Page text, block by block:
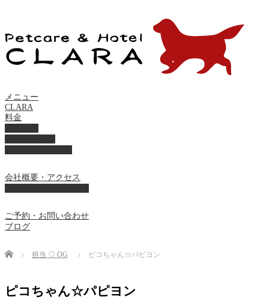
メニュー
CLARA
料金
会社概要・アクセス
ご予約・お問い合わせ
ブログ
Home 担当 ♡ OG ピコちゃん☆パピヨン
ピコちゃん☆パピヨン